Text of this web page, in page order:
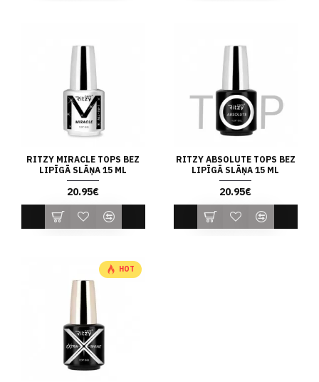
RITZY MIRACLE TOPS BEZ
LIPĪGĀ SLĀŅA 15 ML
20.95€
RITZY ABSOLUTE TOPS BEZ
LIPĪGĀ SLĀŅA 15 ML
20.95€
HOT